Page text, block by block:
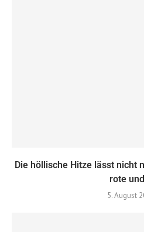
Die höllische Hitze lässt nicht
rote
5. August